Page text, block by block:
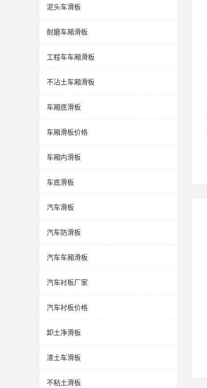
泥头车滑板
耐磨车厢滑板
工程车车厢滑板
不沾土车厢滑板
车厢底滑板
车厢滑板价格
车厢内滑板
车底滑板
汽车滑板
汽车防滑板
汽车车厢滑板
汽车衬板厂家
汽车衬板价格
卸土净滑板
渣土车滑板
不粘土滑板